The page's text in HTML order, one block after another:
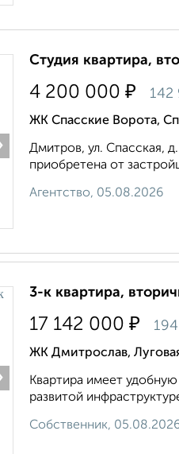
Студия квартира,
4 200 000 ₽ 142
ЖК Спасские Ворота,
Дмитров, ул. Спасская,
приобретена от
Агентство, 05.08.2026
3-к квартира,
17 142 000 ₽
ЖК Дмитрослав,
Квартира имеет
развитой
Собственник,